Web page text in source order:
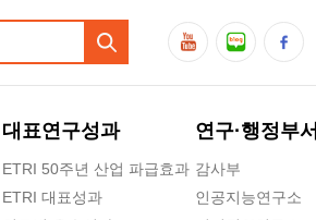
대표연구성과
ETRI 50주년 산업 파급효과
ETRI 대표성과
연구·행정부서
감사부
인공지능연구소